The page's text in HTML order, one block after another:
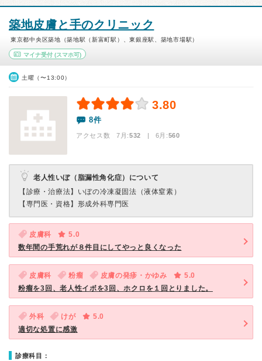
築地皮膚と手のクリニック
東京都中央区築地（築地駅（新富町駅）、東銀座駅、築地市場駅）
マイナ受付 (スマホ可)
土曜（〜13:00）
3.80
8件
アクセス数 7月:532 | 6月:560
老人性いぼ（脂漏性角化症）について
【診療・治療法】 いぼの冷凍凝固法（液体窒素）
【専門医・資格】 形成外科専門医
皮膚科
5.0
数年間の手荒れが８件目にしてやっと良くなった
皮膚科 粉瘤 皮膚の発疹・かゆみ
5.0
粉瘤を3回、老人性イボを3回、ホクロを１回とりました。
外科 けが
5.0
適切な処置に感激
診療科目：